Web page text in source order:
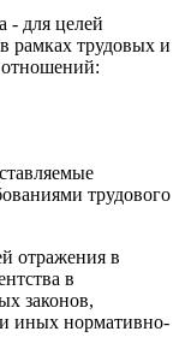
- для целей
рамках трудовых и
трудового
отражения в
в
законов,
иных нормативно-